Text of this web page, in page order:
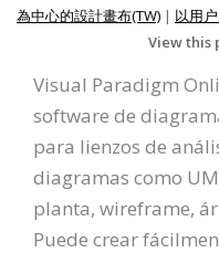
為中心的設計畫布(TW) | 以用
View this
Visual Paradigm
software de
para lienzos de
diagramas como
planta, wireframe,
Puede crear